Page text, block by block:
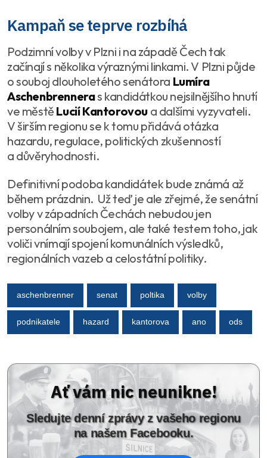
Kampaň se teprve rozbíhá
Podzimní volby v Plzni i na západě Čech tak
začínají s několika výraznými linkami. V Plzni půjde
o souboj dlouholetého senátora Lumíra
Aschenbrenneras kandidátkou nejsilnějšího hnutí
ve městě Lucií Kantorovou a dalšími vyzyvateli.
V širším regionu se k tomu přidává otázka
hazardu, regulace, politických zkušenností
a důvěryhodnosti.
Definitivní podoba kandidátek bude známá až
během prázdnin. Už teď je ale zřejmé, že senátní
volby v západních Čechách nebudou jen
personálním soubojem, ale také testem toho, jak
voliči vnímají spojení komunálních výsledků,
regionálních vazeb a celostátní politiky.
aschenbrenner senat poltika volby
podnikatele hazard kantorova ano ods
Ať vám nic neunikne!
Sledujte denní zprávy z vašeho regionu
na našem Facebooku.